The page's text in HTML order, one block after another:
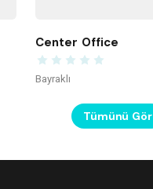
Center Office
Bayraklı
Tümünü Gör